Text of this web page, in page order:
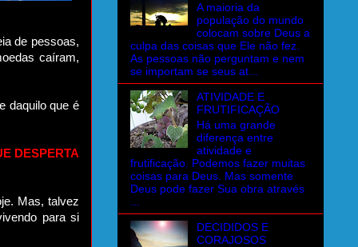
de pessoas,
caíram,
daquilo que é
DESPERTA
Mas, talvez
para si
A maioria da
população do mundo
colocam sobre Deus a
culpa das coisas que Ele não fez.
As pessoas não perguntam e nem
se importam se seus at...
ATIVIDADE E
FRUTIFICAÇÃO
Há uma grande
diferença entre
atividade e
frutificação. Podemos fazer muitas
coisas para Deus. Mas somente
Deus pode fazer Sua obra através
DECIDIDOS E
CORAJOSOS